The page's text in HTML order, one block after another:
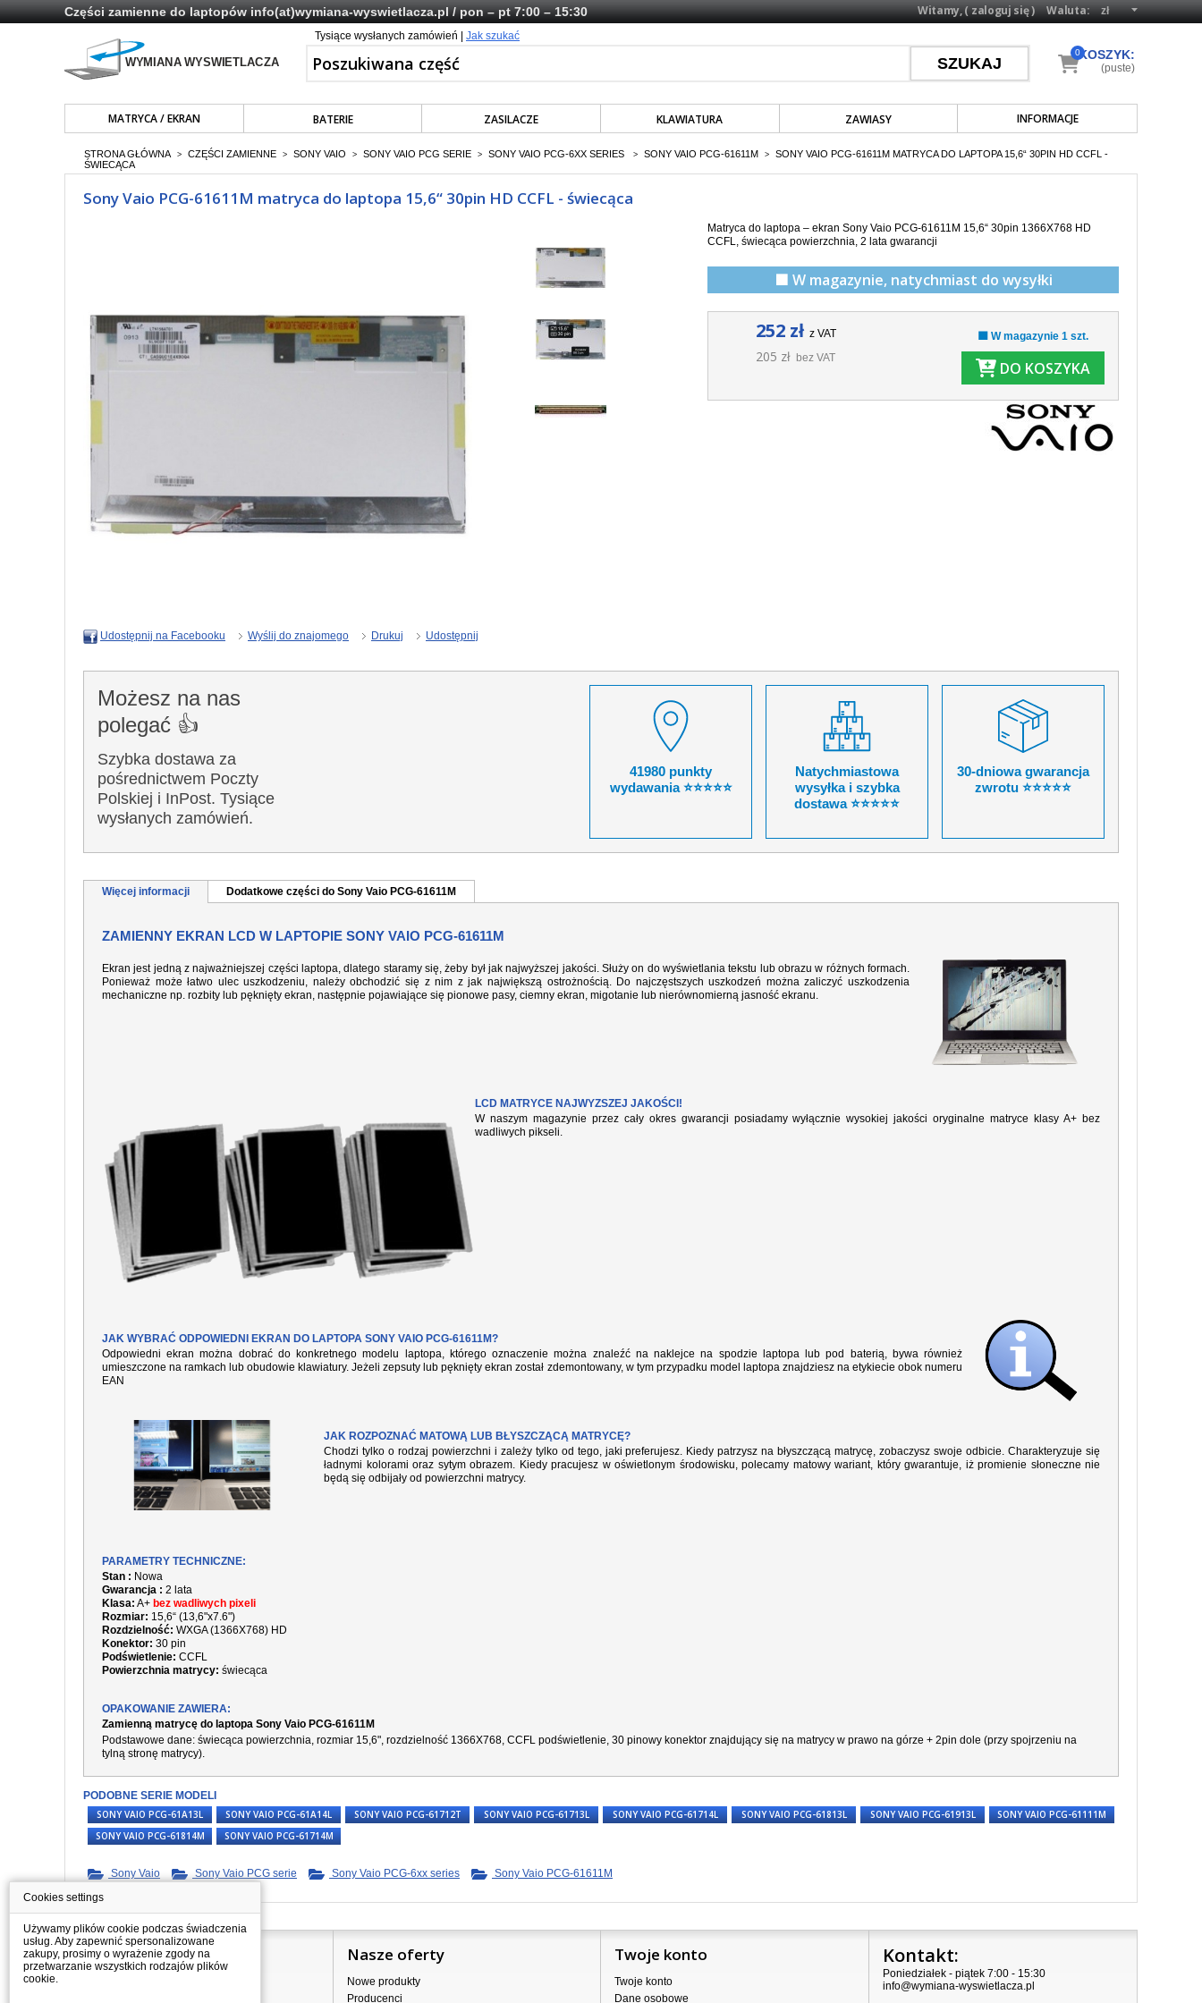
Części zamienne do laptopówinfo(at)wymiana-wyswietlacza.pl/ pon – pt 7:00 – 15:30 Waluta:
Witamy, (zaloguj się)
Tysiące wysłanych zamówień | Jak szukać
MATRYCA / EKRAN BATERIE ZASILACZE KLAWIATURA ZAWIASY INFORMACJE
KOSZYK:
0
(puste)
STRONA GŁÓWNA > CZĘŚCI ZAMIENNE > SONY VAIO > SONY VAIO PCG SERIE > SONY VAIO PCG-6XX SERIES > SONY VAIO PCG-61611M >
SONY VAIO PCG-61611M MATRYCA DO LAPTOPA 15,6“ 30PIN HD CCFL -
ŚWIECĄCA
Sony Vaio PCG-61611M matryca do laptopa 15,6“ 30pin HD CCFL - świecąca
Matryca do laptopa – ekran Sony Vaio PCG-61611M 15,6“ 30pin 1366X768 HD
CCFL, świecąca powierzchnia, 2 lata gwarancji
🟩 W magazynie, natychmiast do wysyłki
252 zł z VAT
205 zł bez VAT
🟩 W magazynie 1 szt.
DO KOSZYKA
Udostępnij na Facebooku Wyślij do znajomego Drukuj Udostępnij
Możesz na nas
polegać 👍
Szybka dostawa za
pośrednictwem Poczty
Polskiej i InPost. Tysiące
wysłanych zamówień.
41980 punkty
wydawania ⭐⭐⭐⭐⭐
Natychmiastowa
wysyłka i szybka
dostawa ⭐⭐⭐⭐⭐
30-dniowa gwarancja
zwrotu ⭐⭐⭐⭐⭐
Więcej informacji Dodatkowe części do Sony Vaio PCG-61611M
ZAMIENNY EKRAN LCD W LAPTOPIE SONY VAIO PCG-61611M
Ekran jest jedną z najważniejszej części laptopa, dlatego staramy się, żeby był jak najwyższej jakości. Służy on do wyświetlania tekstu lub obrazu w różnych formach.
Ponieważ może łatwo ulec uszkodzeniu, należy obchodzić się z nim z jak największą ostrożnością. Do najczęstszych uszkodzeń można zaliczyć uszkodzenia
mechaniczne np. rozbity lub pęknięty ekran, następnie pojawiające się pionowe pasy, ciemny ekran, migotanie lub nierównomierną jasność ekranu.
LCD MATRYCE NAJWYZSZEJ JAKOŚCI!
W naszym magazynie przez cały okres gwarancji posiadamy wyłącznie wysokiej jakości oryginalne matryce klasy A+ bez
wadliwych pikseli.
JAK WYBRAĆ ODPOWIEDNI EKRAN DO LAPTOPA SONY VAIO PCG-61611M?
Odpowiedni ekran można dobrać do konkretnego modelu laptopa, którego oznaczenie można znaleźć na naklejce na spodzie laptopa lub pod baterią, bywa również
umieszczone na ramkach lub obudowie klawiatury. Jeżeli zepsuty lub pęknięty ekran został zdemontowany, w tym przypadku model laptopa znajdziesz na etykiecie obok numeru
EAN
JAK ROZPOZNAĆ MATOWĄ LUB BŁYSZCZĄCĄ MATRYCĘ?
Chodzi tylko o rodzaj powierzchni i zależy tylko od tego, jaki preferujesz. Kiedy patrzysz na błyszczącą matrycę, zobaczysz swoje odbicie. Charakteryzuje się
ładnymi kolorami oraz sytym obrazem. Kiedy pracujesz w oświetlonym środowisku, polecamy matowy wariant, który gwarantuje, iż promienie słoneczne nie
będą się odbijały od powierzchni matrycy.
PARAMETRY TECHNICZNE:
Stan : Nowa
Gwarancja : 2 lata
Klasa: A+ bez wadliwych pixeli
Rozmiar: 15,6“ (13,6"x7.6")
Rozdzielność: WXGA (1366X768) HD
Konektor: 30 pin
Podświetlenie: CCFL
Powierzchnia matrycy: świecąca
OPAKOWANIE ZAWIERA:
Zamienną matrycę do laptopa Sony Vaio PCG-61611M
Podstawowe dane: świecąca powierzchnia, rozmiar 15,6", rozdzielność 1366X768, CCFL podświetlenie, 30 pinowy konektor znajdujący się na matrycy w prawo na górze + 2pin dole (przy spojrzeniu na
tylną stronę matrycy).
PODOBNE SERIE MODELI
SONY VAIO PCG-61A13L
SONY VAIO PCG-61A14L SONY VAIO PCG-61712T SONY VAIO PCG-61713L SONY VAIO PCG-61714L SONY VAIO PCG-61813L SONY VAIO PCG-61913L
SONY VAIO PCG-61111M
SONY VAIO PCG-61814M
SONY VAIO PCG-61714M
Sony Vaio Sony Vaio PCG serie Sony Vaio PCG-6xx series Sony Vaio PCG-61611M
Informacje Nasze oferty
Nowe produkty
Producenci
Twoje konto
Twoje konto
Dane osobowe
Kontakt:
Poniedziałek - piątek 7:00 - 15:30
info@wymiana-wyswietlacza.pl
Cookies settings
Używamy plików cookie podczas świadczenia
usług. Aby zapewnić spersonalizowane
zakupy, prosimy o wyrażenie zgody na
przetwarzanie wszystkich rodzajów plików
cookie.